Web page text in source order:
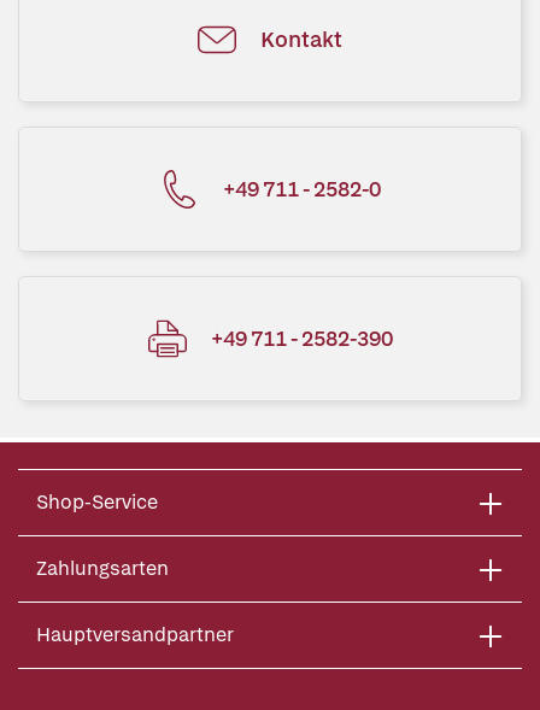
Kontakt
+49 711 - 2582-0
+49 711 - 2582-390
Shop-Service
Zahlungsarten
Hauptversandpartner